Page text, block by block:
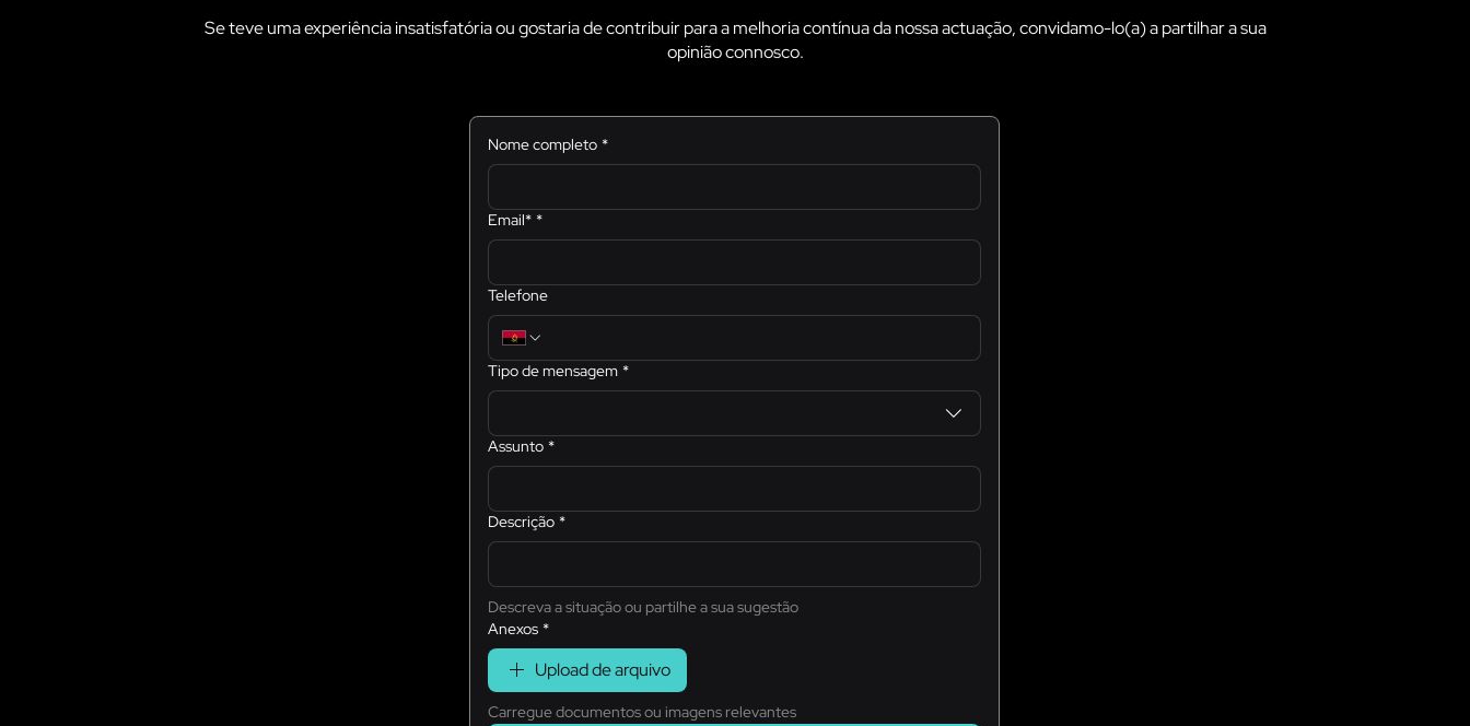
Se teve uma experiência insatisfatória ou gostaria de contribuir para a melhoria contínua da nossa actuação, convidamo-lo(a) a partilhar a sua
opinião connosco.
Nome completo *
Email* *
Telefone
Tipo de mensagem *
Assunto *
Descrição *
Descreva a situação ou partilhe a sua sugestão
Anexos *
Upload de arquivo
Carregue documentos ou imagens relevantes